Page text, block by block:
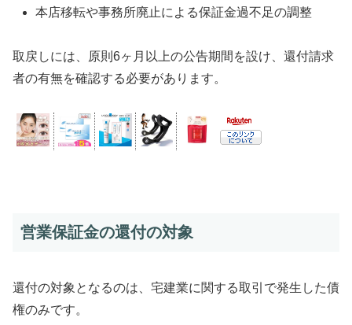
本店移転や事務所廃止による保証金過不足の調整
取戻しには、原則6ヶ月以上の公告期間を設け、還付請求
者の有無を確認する必要があります。
営業保証金の還付の対象
還付の対象となるのは、宅建業に関する取引で発生した債
権のみです。